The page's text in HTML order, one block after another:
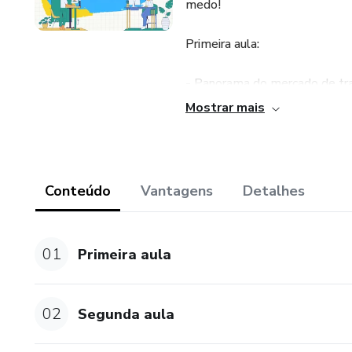
medo!
Primeira aula:
- Panorama do mercado de
mudou em cada uma na
- Perspectivas do mercado
pensamento estratégico
- Como entrar no mercado
Mostrar mais
Conteúdo Vantagens Detalhes
01 Primeira aula
02 Segunda aula